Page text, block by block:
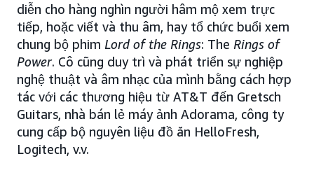
diễn cho hàng nghìn người hâm mộ xem trực
tiếp, hoặc viết và thu âm, hay tổ chức buổi xem
chung bộ phim Lord of the Rings: The Rings of
Power. Cô cũng duy trì và phát triển sự nghiệp
nghệ thuật và âm nhạc của mình bằng cách hợp
tác với các thương hiệu từ AT&T đến Gretsch
Guitars, nhà bán lẻ máy ảnh Adorama, công ty
cung cấp bộ nguyên liệu đồ ăn HelloFresh,
Logitech, v.v.